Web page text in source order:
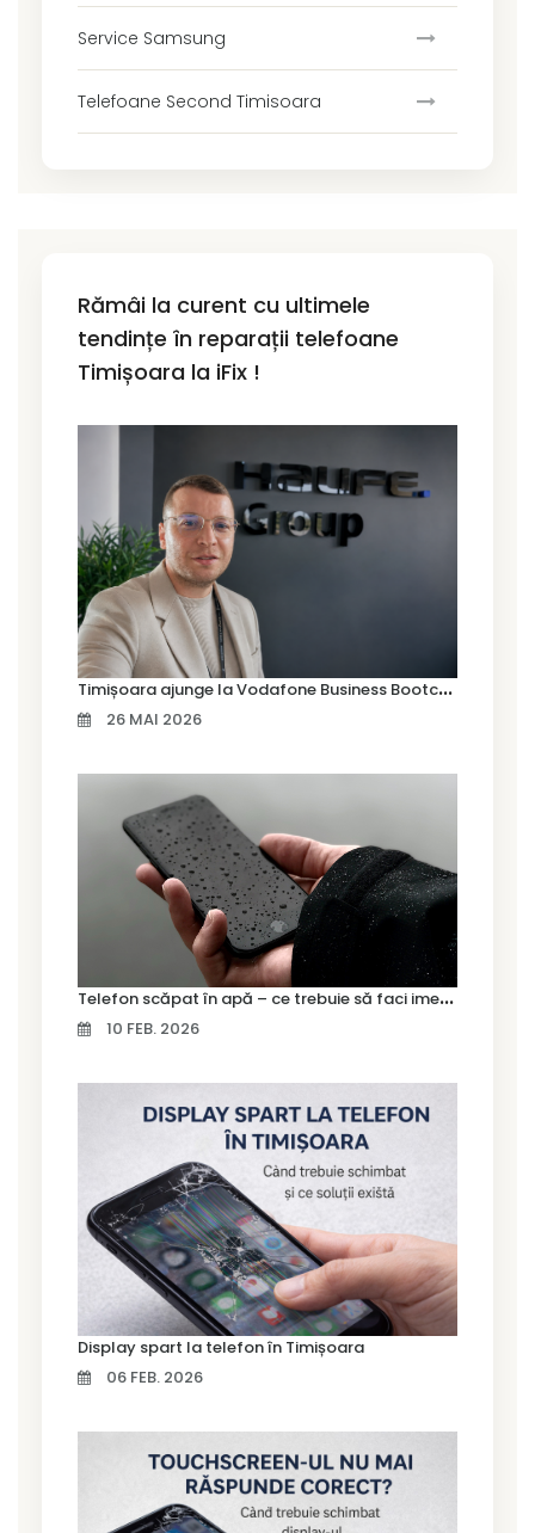
Service Samsung
Telefoane Second Timisoara
Rămâi la curent cu ultimele
tendințe în reparații telefoane
Timișoara la iFix !
T
imișoara ajunge la Vodafone Business Bootcamp prin Marius Cermian de la Armour România
26 MAI 2026
T
elefon scăpat în apă – ce trebuie să faci imediat și ce greșeli să eviți
10 FEB. 2026
Display spart la telefon în Timișoara
06 FEB. 2026